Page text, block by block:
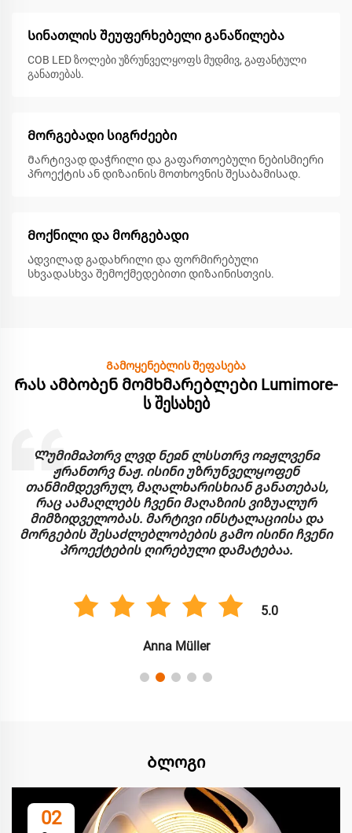
Სინათლის შეუფერხებელი განაწილება
COB LED ზოლები უზრუნველყოფს მუდმივ, გაფანტული
განათებას.
Მორგებადი სიგრძეები
Მარტივად დაჭრილი და გაფართოებული ნებისმიერი
პროექტის ან დიზაინის მოთხოვნის შესაბამისად.
Მოქნილი და მორგებადი
Ადვილად გადახრილი და ფორმირებული
სხვადასხვა შემოქმედებითი დიზაინისთვის.
Გამოყენებლის შეფასება
Რას ამბობენ მომხმარებლები Lumimore-
ს შესახებ
Ლუმიმჲპთრვ ლვდ ნეჲნ ლსსთრვ ოჲჟლვენჲ
ჟრანთრვ ნაჟ. ისინი უზრუნველყოფენ
თანმიმდევრულ, მაღალხარისხიან განათებას,
რაც აამაღლებს ჩვენი მაღაზიის ვიზუალურ
მიმზიდველობას. მარტივი ინსტალაციისა და
მორგების შესაძლებლობების გამო ისინი ჩვენი
პროექტების ღირებული დამატებაა.
5.0
Anna Müller
Ბლოგი
02